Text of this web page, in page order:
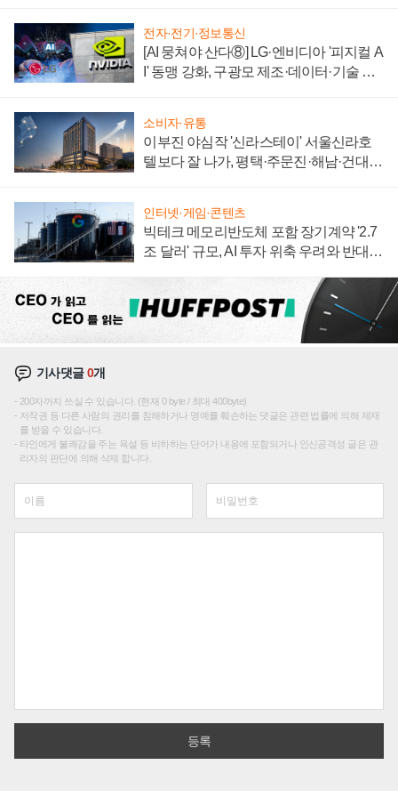
전자·전기·정보통신
[AI 뭉쳐야 산다⑧] LG·엔비디아 '피지컬 A
I' 동맹 강화, 구광모 제조·데이터·기술 결
소비자·유통
이부진 야심작 '신라스테이' 서울신라호
텔보다 잘 나가, 평택·주문진·해남·건대로
인터넷·게임·콘텐츠
빅테크 메모리반도체 포함 장기계약 '2.7
조 달러' 규모, AI 투자 위축 우려와 반대
기사댓글0개
200자까지 쓰실 수 있습니다. (현재 0 byte / 최대 400byte)
저작권 등 다른 사람의 권리를 침해하거나 명예를 훼손하는 댓글은 관련 법률에 의해 제재
를 받을 수 있습니다.
타인에게 불쾌감을 주는 욕설 등 비하하는 단어가 내용에 포함되거나 인신공격성 글은 관
리자의 판단에 의해 삭제 합니다.